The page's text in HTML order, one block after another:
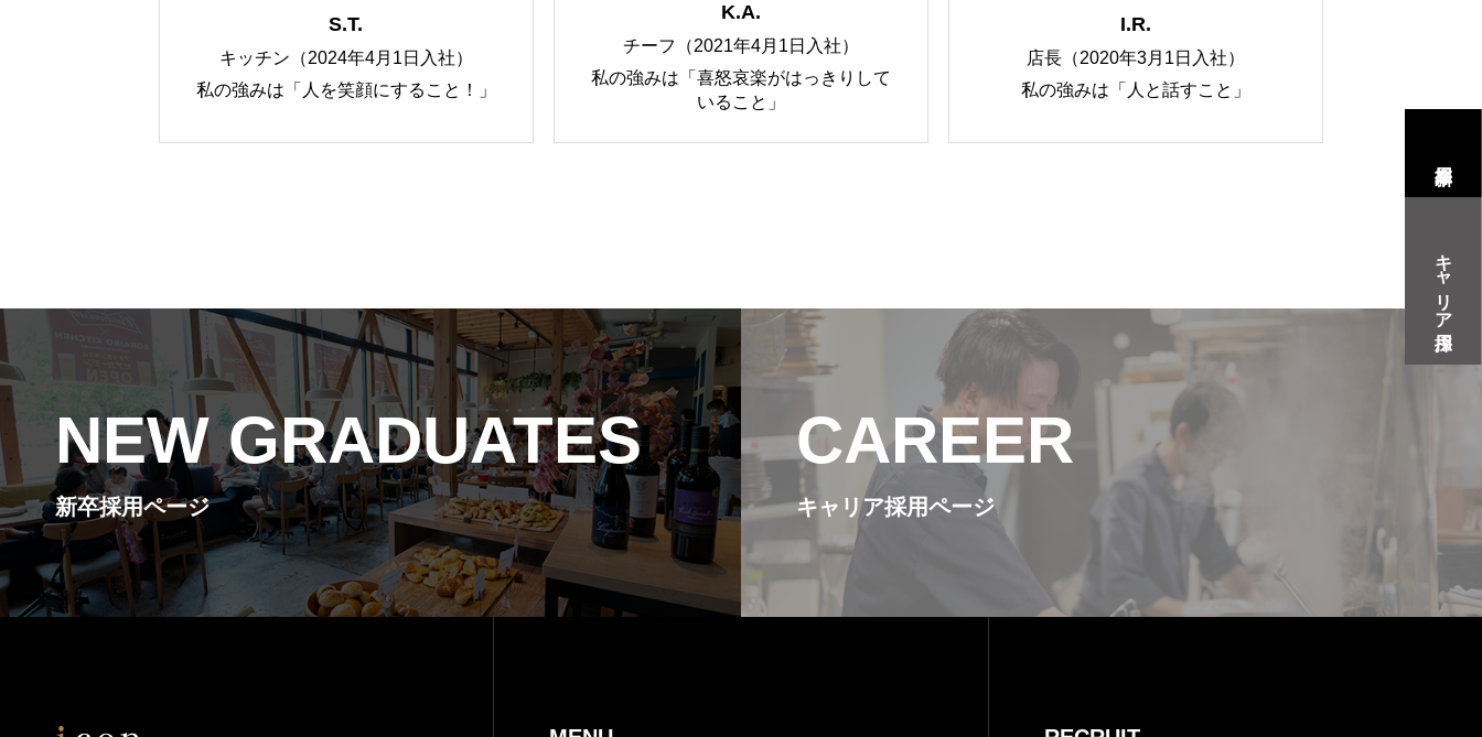
お知らせ
新卒採用ページ
キャリア採用ページ
キャリア採用
S.T.
キッチン（2024年4月1日入社）
私の強みは「人を笑顔にすること！」
K.A.
チーフ（2021年4月1日入社）
私の強みは「喜怒哀楽がはっきりして
いること」
I.R.
店長（2020年3月1日入社）
私の強みは「人と話すこと」
NEW GRADUATES
新卒採用ページ
CAREER
キャリア採用ページ